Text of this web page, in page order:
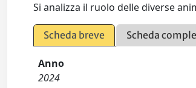
Si analizza il ruolo delle diverse
Scheda breve Scheda
Anno
2024